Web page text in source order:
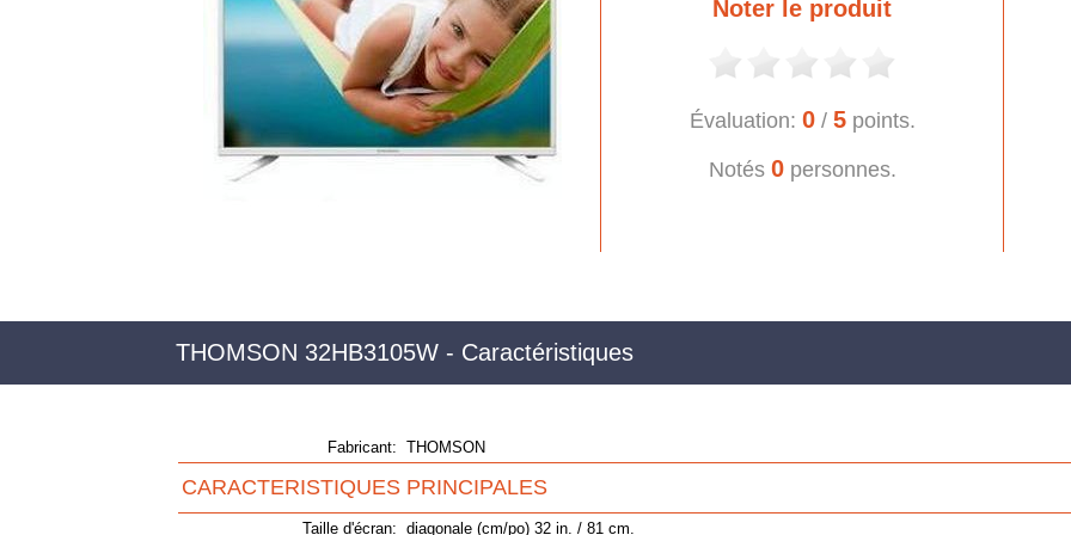
Noter le produit
Évaluation: 0/ 5points.
Notés 0personnes.
THOMSON 32HB3105W - Caractéristiques
Fabricant: THOMSON
CARACTERISTIQUES PRINCIPALES
Taille d'écran: diagonale (cm/po) 32 in. / 81 cm.